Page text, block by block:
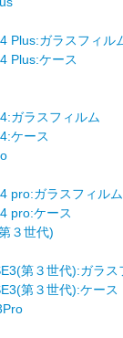
Plus:ガラスフィル
Plus:ケース
ガラスフィルム
ケース
pro:ガラスフィルム
pro:ケース
３世代)
第３世代):ガラス
第３世代):ケース